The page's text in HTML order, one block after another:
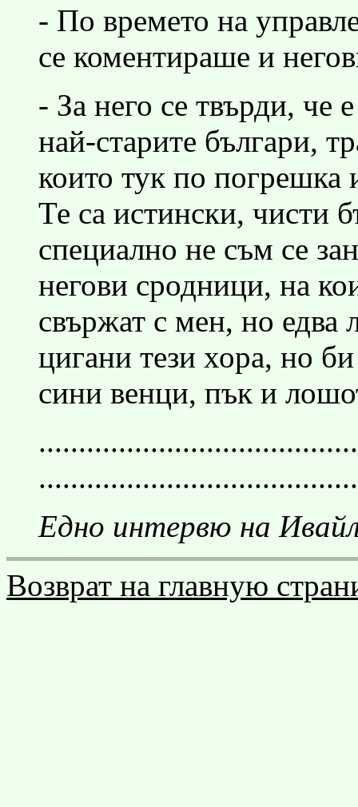
- По времето на
се коментираше и
- За него се твърди, че
най-старите българи,
които тук по погрешка
Те са истински, чисти
специално не съм се
негови сродници, на
свържат с мен, но едва
цигани тези хора, но
сини венци, пък и
Едно интервю на
Возврат на главную